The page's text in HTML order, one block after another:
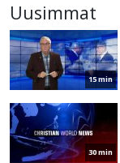
Uusimmat
15 min
30 min